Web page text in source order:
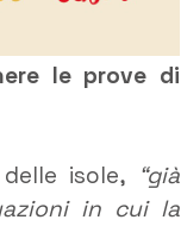
le prove di
isole, “già
in cui la